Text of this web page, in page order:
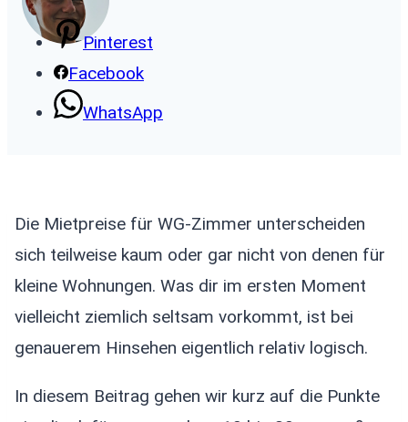
Pinterest
Facebook
WhatsApp
Die Mietpreise für WG-Zimmer unterscheiden
sich teilweise kaum oder gar nicht von denen für
kleine Wohnungen. Was dir im ersten Moment
vielleicht ziemlich seltsam vorkommt, ist bei
genauerem Hinsehen eigentlich relativ logisch.
In diesem Beitrag gehen wir kurz auf die Punkte